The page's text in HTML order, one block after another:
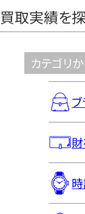
買取実績を
カテゴリ